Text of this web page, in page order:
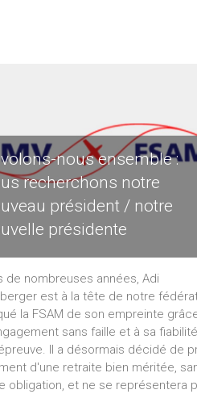
nous ensemble :
recherchons notre
président / notre
présidente
de nombreuses années, Adi
est à la tête de notre
la FSAM de son empreinte
sans faille et à sa
Il a désormais décidé de
d'une retraite bien méritée,
obligation, et ne se représentera